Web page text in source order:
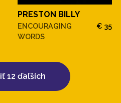
PRESTON BILLY
ENCOURAGING
WORDS
€ 35
12 ďaľších